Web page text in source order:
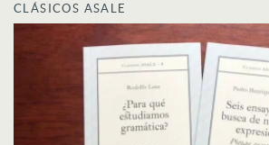
CLÁSICOS ASALE